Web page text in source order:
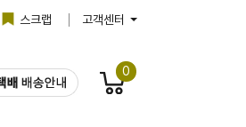
스크랩 고객센터
0